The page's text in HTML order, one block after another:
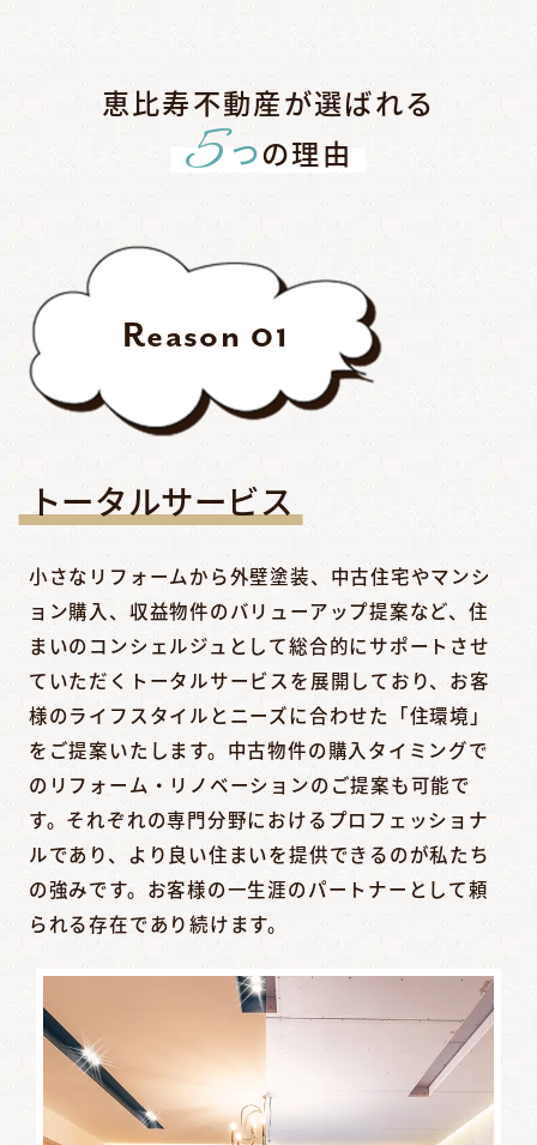
恵比寿不動産が選ばれる
5つの理由
Reason 01
トータルサービス
小さなリフォームから外壁塗装、中古住宅やマンシ
ョン購入、収益物件のバリューアップ提案など、住
まいのコンシェルジュとして総合的にサポートさせ
ていただくトータルサービスを展開しており、お客
様のライフスタイルとニーズに合わせた「住環境」
をご提案いたします。中古物件の購入タイミングで
のリフォーム・リノベーションのご提案も可能で
す。それぞれの専門分野におけるプロフェッショナ
ルであり、より良い住まいを提供できるのが私たち
の強みです。お客様の一生涯のパートナーとして頼
られる存在であり続けます。